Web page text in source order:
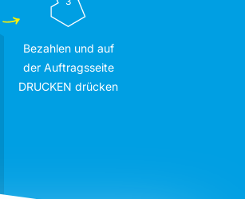
Bezahlen und auf
der Auftragsseite
DRUCKEN drücken